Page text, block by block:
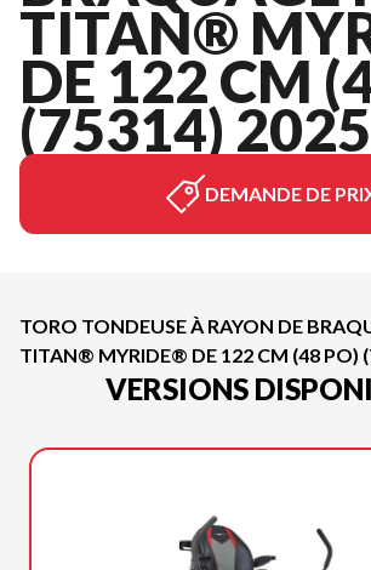
TITAN®
DE 122 CM
(75314) 2025
DEMANDE DE
TORO TONDEUSE À RAYON DE
TITAN® MYRIDE® DE 122 CM (48 PO)
VERSIONS